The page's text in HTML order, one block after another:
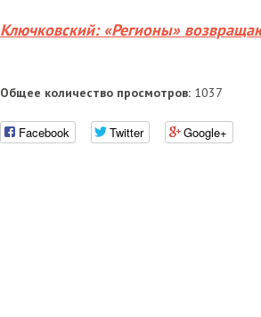
Ключковский: «Регионы»
Общее количество просмотров: 1037
Facebook Twitter Google+